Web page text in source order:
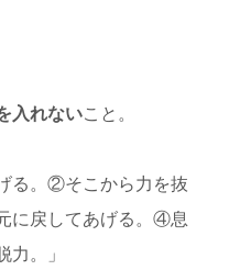
入れないこと。
る。②そこから力を抜
に戻してあげる。④息
。」